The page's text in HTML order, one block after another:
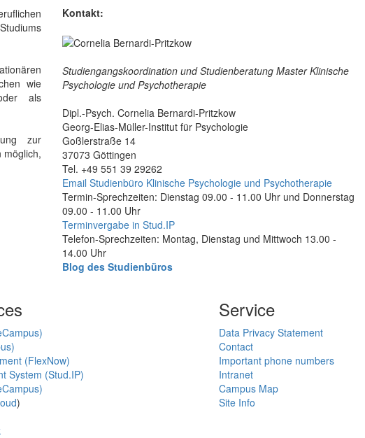
wie
als
zur
möglich,
Kontakt:
Studiengangskoordination und Studienberatung Master Klinische
Psychologie und Psychotherapie
Dipl.-Psych. Cornelia Bernardi-Pritzkow
Georg-Elias-Müller-Institut für Psychologie
Goßlerstraße 14
37073 Göttingen
Tel. +49 551 39 29262
Email Studienbüro Klinische Psychologie und Psychotherapie
Termin-Sprechzeiten: Dienstag 09.00 - 11.00 Uhr und Donnerstag
09.00 - 11.00 Uhr
Terminvergabe in Stud.IP
Telefon-Sprechzeiten: Montag, Dienstag und Mittwoch 13.00 -
14.00 Uhr
Blog des Studienbüros
(FlexNow)
System (Stud.IP)
)
Service
Data Privacy Statement
Contact
Important phone numbers
Intranet
Campus Map
Site Info